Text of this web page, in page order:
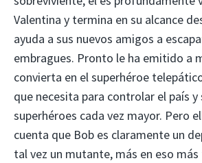
Valentina y termina en su alcance
ayuda a sus nuevos amigos a
embragues. Pronto le ha emitido a
convierta en el superhéroe
que necesita para controlar el país
superhéroes cada vez mayor. Pero
cuenta que Bob es claramente un
tal vez un mutante, más en eso